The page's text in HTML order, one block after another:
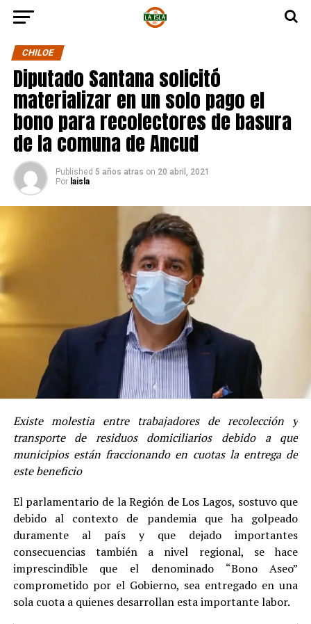
CHILOE
Diputado Santana solicitó
materializar en un solo pago el
bono para recolectores de basura
de la comuna de Ancud
Published 5 años atras on 20 abril, 2021
Por laisla
Existe molestia entre trabajadores de recolección y
transporte de residuos domiciliarios debido a que
municipios están fraccionando en cuotas la entrega de
este beneficio
El parlamentario de la Región de Los Lagos, sostuvo que
debido al contexto de pandemia que ha golpeado
duramente al país y que dejado importantes
consecuencias también a nivel regional, se hace
imprescindible que el denominado “Bono Aseo”
comprometido por el Gobierno, sea entregado en una
sola cuota a quienes desarrollan esta importante labor.